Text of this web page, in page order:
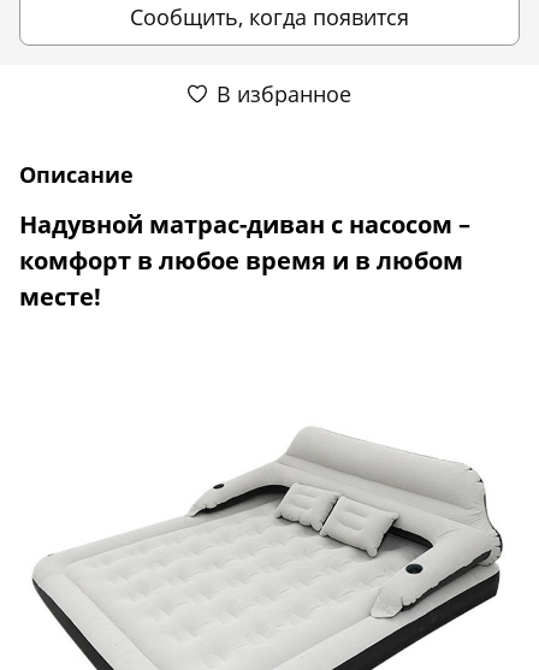
Сообщить, когда появится
В избранное
Описание
Надувной матрас-диван с насосом –
комфорт в любое время и в любом
месте!